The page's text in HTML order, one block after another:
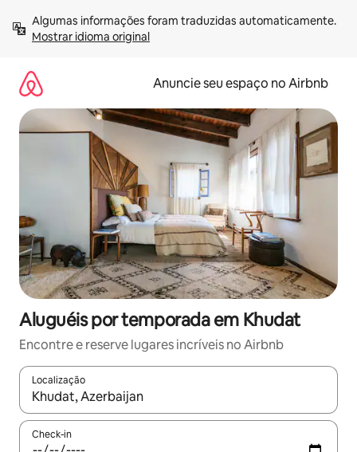
para
Mostrar idioma original
Anuncie seu espaço no Airbnb
Aluguéis por temporada em Khudat
Encontre e reserve lugares incríveis no Airbnb
Localização
Quando os resultados estiverem disponíveis, explore-os
Check-in